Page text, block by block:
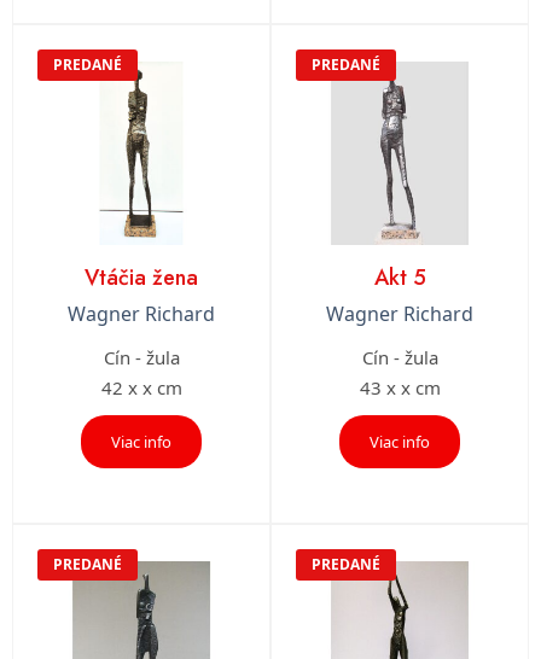
PREDANÉ
Vtáčia žena
Wagner Richard
Cín - žula
42 x x cm
Viac info
PREDANÉ
Akt 5
Wagner Richard
Cín - žula
43 x x cm
Viac info
PREDANÉ PREDANÉ